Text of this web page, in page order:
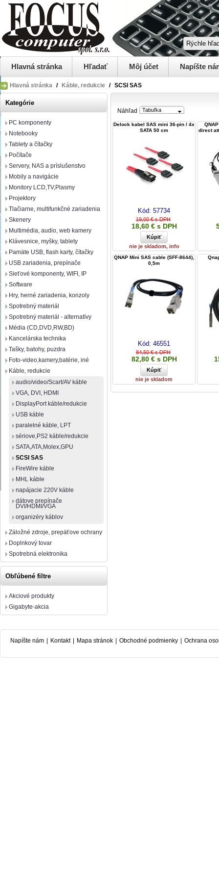
Hlavná stránka Hľadať Môj účet Napíšte
Hlavná stránka / Káble, redukcie / SCSI SAS
Kategórie
PC komponenty
Notebooky
Tablety a čítačky
Počítače
Servery, NAS a príslušenstvo
Mobily a navigácie
Monitory LCD,TV,Plasmy
Projektory
Tlačiarne, multifunkčné zariadenia
Skenery
Multimédia, audio, web kamery
Klávesnice, myšky, tablety
Pamäte USB, flash karty, čítačky
USB zariadenia, prepínače
Sieťové komponenty, WIFI, IP
Software
Hry, herné zariadenia, konzoly
Spotrebný materiál
Spotrebný materiál - alternatívy
Média (CD,DVD,RW,BD)
Kancelárska technika
Tašky, batohy, puzdra
Foto-video,kamery,batérie, iné
Káble, redukcie
audio/video/Scart/AV káble
VGA, DVI, HDMI
DisplayPort káble/redukcie
USB káble
paralelné káble, LPT
sériove,PS2 káble/redukcie
SATA,ATA,Molex,GPU
SCSI SAS
FireWire káble
MHL káble
napájacie 220V káble
dátove prepínače
DVI/HDMI/VGA
organizéry káblov
Záložné zdroje, prepäťove ochrany
Doplnkový tovar
Spotrebná elektronika
Obľúbené filtre
Akciové produkty
Gigabyte-akcia
Náhľad Tabuľka
Delock kabel SAS mini 36-pin / 4x
SATA 50 cm
Kód: 57734
19,00 € s DPH
18,60 € s DPH
nie je skladom, info
direct
QNAP Mini SAS cable (SFF-8644),
0,5m
Kód: 46551
84,50 € s DPH
82,80 € s DPH
nie je skladom
Napíšte nám Kontakt Mapa stránok Obchodné podmienky Ochrana